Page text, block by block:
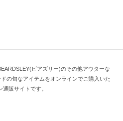
ビアズリー)のその他アウターな
の旬なアイテムをオンラインでご購入いた
販サイトです。